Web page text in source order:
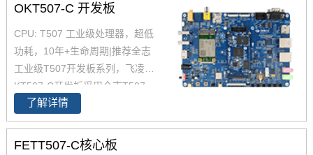
OKT507-C 开发板
CPU: T507 工业级处理器，超低
功耗，10年+生命周期|推荐全志
工业级T507开发板系列，飞凌O
KT507-C开发板采用全志T507
四核工业级处理器 T507设计开
发，Cortex-A53架构，工业级宽
温，性能强，低功耗，是一款高
了解详情
FETT507-C核心板